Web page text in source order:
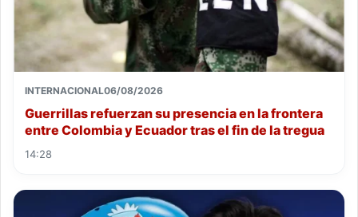
INTERNACIONAL06/08/2026
Guerrillas refuerzan su presencia en la frontera
entre Colombia y Ecuador tras el fin de la tregua
14:28